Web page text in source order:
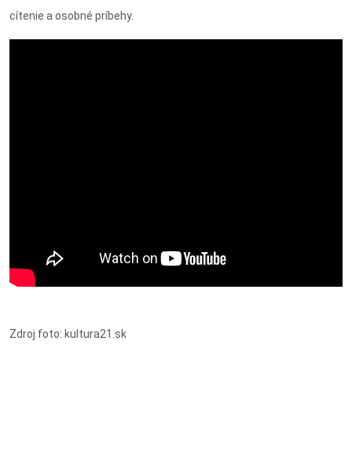
cítenie a osobné príbehy.
Zdroj foto: kultura21.sk